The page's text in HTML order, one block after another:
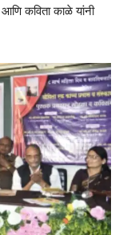
कविता काळे यांनी